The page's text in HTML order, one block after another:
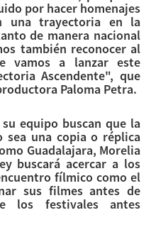
por hacer homenajes
una trayectoria en la
de manera nacional
también reconocer al
vamos a lanzar este
Ascendente", que
Paloma Petra.
equipo buscan que la
sea una copia o réplica
Guadalajara, Morelia
buscará acercar a los
fílmico como el
sus filmes antes de
los festivales antes